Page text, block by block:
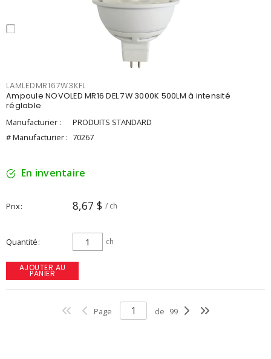
LAMLEDMR167W3KFL
Ampoule NOVOLED MR16 DEL 7W 3000K 500LM à intensité
réglable
Manufacturier :
PRODUITS STANDARD
# Manufacturier : 70267
En inventaire
Prix 8,67 $ / ch
Quantité ch
AJOUTER AU
PANIER
Page de 99